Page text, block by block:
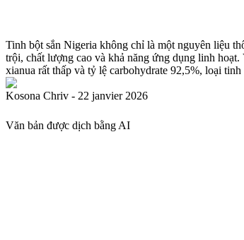
Tinh bột sắn Nigeria không chỉ là một nguyên liệu
trội, chất lượng cao và khả năng ứng dụng linh
xianua rất thấp và tỷ lệ carbohydrate 92,5%, loại
Kosona Chriv - 22 janvier 2026
Văn bản được dịch bằng AI